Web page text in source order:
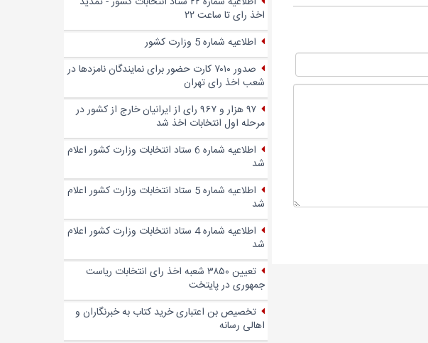
اخذ رای تا ساعت ۲۲
اطلاعیه شماره 5 وزارت کشور
صدور ۷۰۱۰ کارت حضور برای نمایندگان نامزدها در
شعب اخذ رای تهران
۹۷ هزار و ۹۶۷ رای از ایرانیان خارج از کشور در
مرحله اول انتخابات اخذ شد
اطلاعیه شماره 6 ستاد انتخابات وزارت کشور اعلام
شد
اطلاعیه شماره 5 ستاد انتخابات وزارت کشور اعلام
شد
اطلاعیه شماره 4 ستاد انتخابات وزارت کشور اعلام
شد
تعیین ۳۸۵۰ شعبه اخذ رای انتخابات ریاست
جمهوری در پایتخت
تخصیص بن اعتباری خرید کتاب به خبرنگاران و
اهالی رسانه